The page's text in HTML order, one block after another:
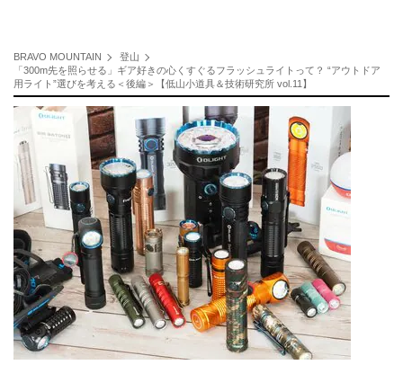
BRAVO MOUNTAIN
登山
「300m先を照らせる」ギア好きの心くすぐるフラッシュライトって？ “アウトドア
用ライト”選びを考える＜後編＞【低山小道具＆技術研究所 vol.11】